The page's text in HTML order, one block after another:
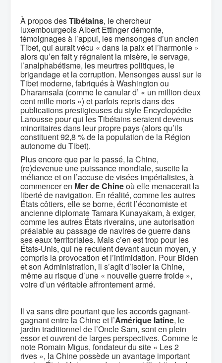
À propos desTibétains, le chercheur
luxembourgeois Albert Ettinger démonte,
témoignages à l’appui, les mensonges d’un ancien
Tibet, qui aurait vécu « dans la paix et l’harmonie »
alors qu’en fait y régnaient la misère, le servage,
l’analphabétisme, les meurtres politiques, le
brigandage et la corruption. Mensonges aussi sur le
Tibet moderne, fabriqués à Washington ou
Dharamsala (comme le canular d’ « un million deux
cent mille morts ») et parfois repris dans des
publications prestigieuses du style Encyclopédie
Larousse pour qui les Tibétains seraient devenus
minoritaires dans leur propre pays (alors qu’ils
constituent 92,8 % de la population de la Région
autonome du Tibet).
Plus encore que par le passé, la Chine,
(re)devenue une puissance mondiale, suscite la
méfiance et on l’accuse de visées impérialistes, à
commencer en Mer de Chineoù elle menacerait la
liberté de navigation. En réalité, comme les autres
États côtiers, elle se borne, écrit l’économiste et
ancienne diplomate Tamara Kunayakam, à exiger,
comme les autres États riverains, une autorisation
préalable au passage de navires de guerre dans
ses eaux territoriales. Mais c’en est trop pour les
États-Unis, qui ne reculent devant aucun moyen, y
compris la provocation et l’intimidation. Pour Biden
et son Administration, il s’agit d’isoler la Chine,
même au risque d’une « nouvelle guerre froide »,
voire d’un véritable affrontement armé.
Il va sans dire pourtant que les accords gagnant-
gagnant entre la Chine et l’Amérique latine, le
jardin traditionnel de l’Oncle Sam, sont en plein
essor et ouvrent de larges perspectives. Comme le
note Romain Migus, fondateur du site « Les 2
rives », la Chine possède un avantage important